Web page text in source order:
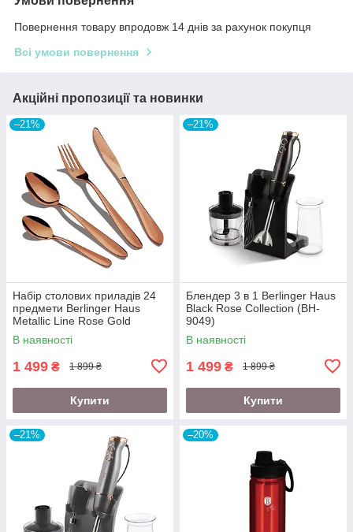
Повернення товару впродовж 14 днів за рахунок покупця
Всі умови повернення
Акційні пропозиції та новинки
–21%
Набір столових приладів 24
предмети Berlinger Haus
Metallic Line Rose Gold
Edition (BH-2623)
В наявності
1 499 ₴ 1 899 ₴
Купити
–21%
Блендер 3 в 1 Berlinger Haus
Black Rose Collection (BH-
9049)
В наявності
1 499 ₴ 1 899 ₴
Купити
–21% –20%